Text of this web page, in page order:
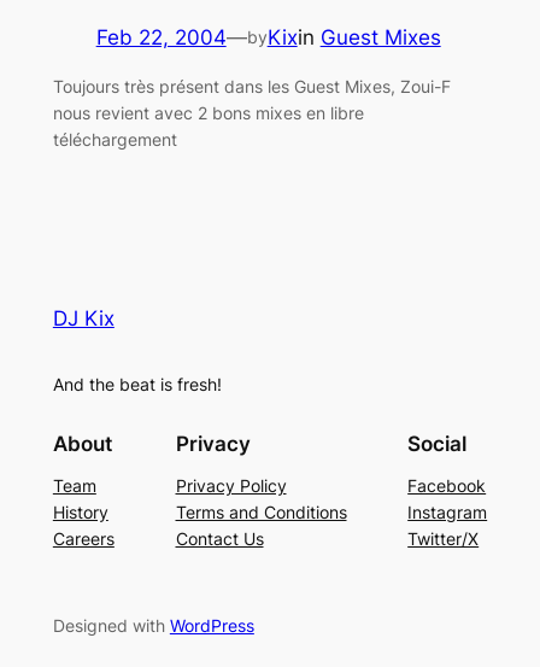
Feb 22, 2004—byKixin Guest Mixes
Toujours très présent dans les Guest Mixes, Zoui-F
nous revient avec 2 bons mixes en libre
téléchargement
DJ Kix
And the beat is fresh!
About
Team
History
Careers
Privacy
Privacy Policy
Terms and Conditions
Contact Us
Social
Facebook
Instagram
Twitter/X
Designed with WordPress